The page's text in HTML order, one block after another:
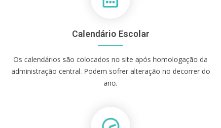
Calendário Escolar
Os calendários são colocados no site após homologação da
administração central. Podem sofrer alteração no decorrer do
ano.